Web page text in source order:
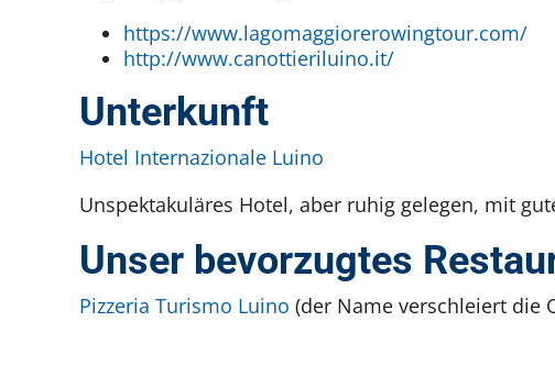
https://www.lagomaggiorerowingtour.com/
http://www.canottieriluino.it/
Unterkunft
Hotel Internazionale Luino
Unspektakuläres Hotel, aber ruhig gelegen, mit
Unser bevorzugtes
Pizzeria Turismo Luino (der Name verschleiert die